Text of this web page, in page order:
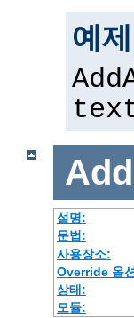
예제
설명:
문법:
사용장소:
Override 옵
상태:
모듈: